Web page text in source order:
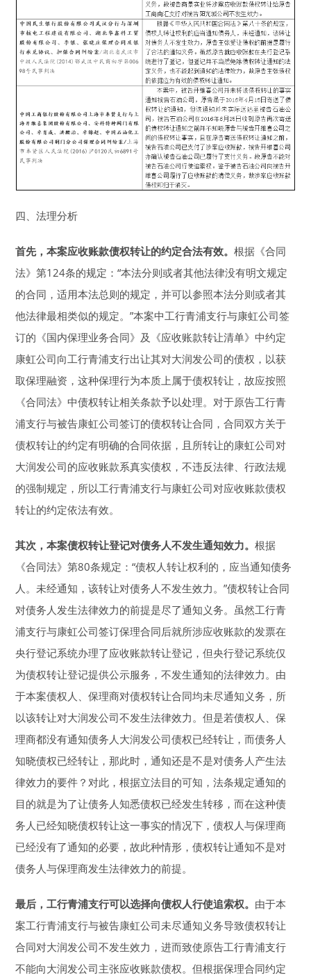
四、法理分析
首先，本案应收账款债权转让的约定合法有效。根据《合同
法》第124条的规定：“本法分则或者其他法律没有明文规定
的合同，适用本法总则的规定，并可以参照本法分则或者其
他法律最相类似的规定。”本案中工行青浦支行与康虹公司签
订的《国内保理业务合同》及《应收账款转让清单》中约定
康虹公司向工行青浦支行出让其对大润发公司的债权，以获
取保理融资，这种保理行为本质上属于债权转让，故应按照
《合同法》中债权转让相关条款予以处理。对于原告工行青
浦支行与被告康虹公司签订的债权转让合同，合同双方关于
债权转让的约定有明确的合同依据，且所转让的康虹公司对
大润发公司的应收账款系真实债权，不违反法律、行政法规
的强制规定，所以工行青浦支行与康虹公司对应收账款债权
转让的约定依法有效。
其次，本案债权转让登记对债务人不发生通知效力。根据
《合同法》第80条规定：“债权人转让权利的，应当通知债务
人。未经通知，该转让对债务人不发生效力。”债权转让合同
对债务人发生法律效力的前提是尽了通知义务。虽然工行青
浦支行与康虹公司签订保理合同后就所涉应收账款的发票在
央行登记系统办理了应收账款转让登记，但央行登记系统仅
为债权转让登记提供公示服务，不发生通知的法律效力。由
于本案债权人、保理商对债权转让合同均未尽通知义务，所
以该转让对大润发公司不发生法律效力。但是若债权人、保
理商都没有通知债务人大润发公司债权已经转让，而债务人
知晓债权已经转让，那此时，通知还是不是对债务人产生法
律效力的要件？对此，根据立法目的可知，法条规定通知的
目的就是为了让债务人知悉债权已经发生转移，而在这种债
务人已经知晓债权转让这一事实的情况下，债权人与保理商
已经没有了通知的必要，故此种情形，债权转让通知不是对
债务人与保理商发生法律效力的前提。
最后，工行青浦支行可以选择向债权人行使追索权。 由于本
案工行青浦支行与被告康虹公司未尽通知义务导致债权转让
合同对大润发公司不发生效力，进而致使原告工行青浦支行
不能向大润发公司主张应收账款债权。但根据保理合同约定